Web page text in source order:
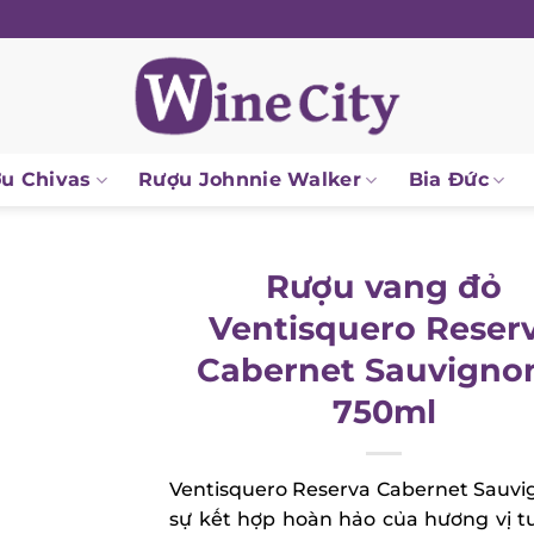
Chivas Rượu Johnnie Walker Bia Đức
Rượu vang đỏ
Ventisquero
Cabernet
750ml
Ventisquero Reserva Cabernet
sự kết hợp hoàn hảo của hương vị